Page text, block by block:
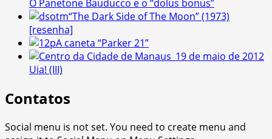
O Panetone Bauducco e o “dolus bonus”
“The Dark Side of The Moon” (1973)
[resenha]
A caneta “Parker 21”
Uia! (III)
Contatos
Social menu is not set. You need to create menu and